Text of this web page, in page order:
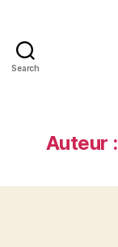
Search
Auteur :